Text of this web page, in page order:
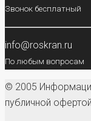
Звонок бесплатный
info@roskran.ru
По любым вопросам
© 2005
публичной